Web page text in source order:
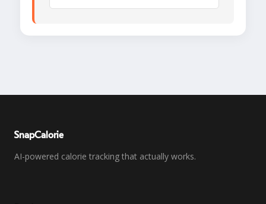
SnapCalorie
AI-powered calorie tracking that actually works.